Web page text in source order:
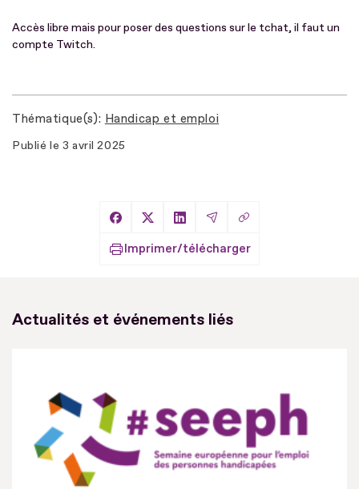
Accès libre mais pour poser des questions sur le tchat, il faut un
compte Twitch.
Thématique(s) Handicap et emploi
Publié le 3 avril 2025
Partager sur Facebook
Partager sur X
Partager sur LinkedIn
Partager par Email
Copier le lien
Imprimer/télécharger
Actualités et événements liés